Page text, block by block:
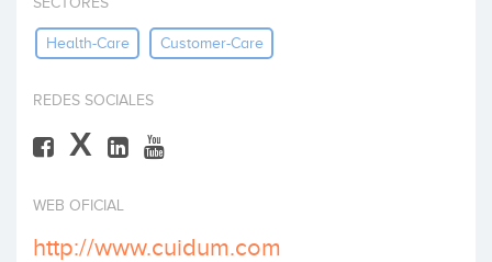
Health-Care Customer-Care
REDES SOCIALES
X
WEB OFICIAL
http://www.cuidum.com